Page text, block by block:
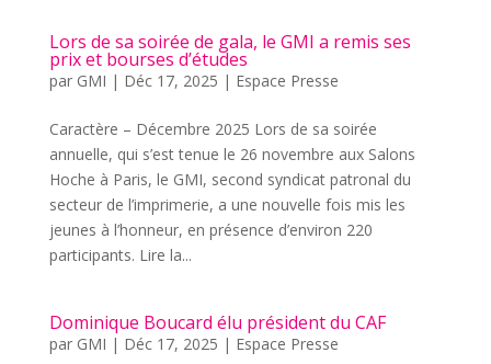
Lors de sa soirée de gala, le GMI a remis ses
prix et bourses d’études
par GMI | Déc 17, 2025 | Espace Presse
Caractère – Décembre 2025 Lors de sa soirée
annuelle, qui s’est tenue le 26 novembre aux Salons
Hoche à Paris, le GMI, second syndicat patronal du
secteur de l’imprimerie, a une nouvelle fois mis les
jeunes à l’honneur, en présence d’environ 220
participants. Lire la...
Dominique Boucard élu président du CAF
par GMI | Déc 17, 2025 | Espace Presse